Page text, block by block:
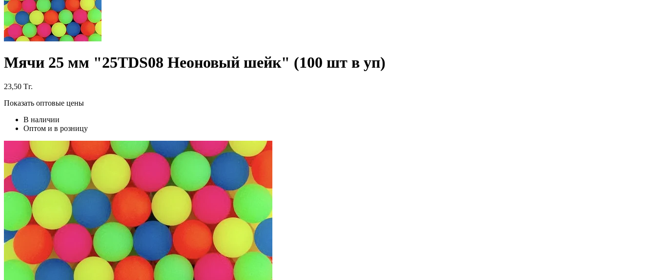
Мячи 25 мм "25TDS08 Неоновый шейк" (100 шт в уп)
23,50 Тг.
Показать оптовые цены
В наличии
Оптом и в розницу